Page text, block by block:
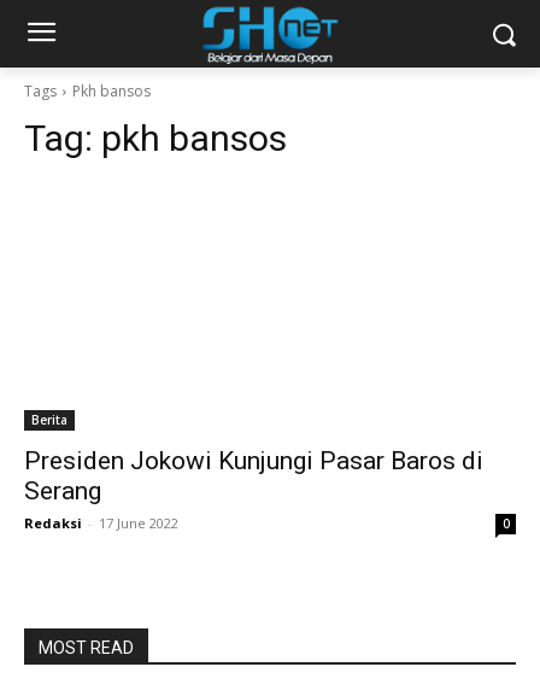
Tags Pkh bansos
Tag: pkh bansos
Berita
Presiden Jokowi Kunjungi Pasar Baros di
Serang
Redaksi - 17 June 2022 0
MOST READ